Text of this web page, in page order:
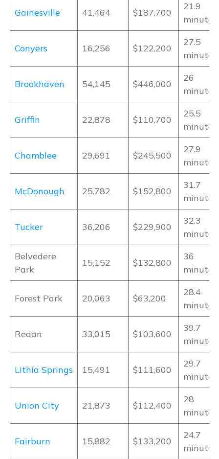
Gainesville 41,464 $187,700
21.9
minutos
Conyers 16,256 $122,200
27.5
minutos
Brookhaven 54,145 $446,000
26
minutos
Griffin 22,878 $110,700
25.5
minutos
Chamblee 29,691 $245,500
27.9
minutos
McDonough 25,782 $152,800
31.7
minutos
Tucker 36,206 $229,900
32.3
minutos
Belvedere
Park
15,152 $132,800
36
minutos
Forest Park 20,063 $63,200
28.4
minutos
Redan 33,015 $103,600
39.7
minutos
Lithia Springs 15,491 $111,600
29.7
minutos
Union City 21,873 $112,400
28
minutos
Fairburn 15,882 $133,200
24.7
minutos